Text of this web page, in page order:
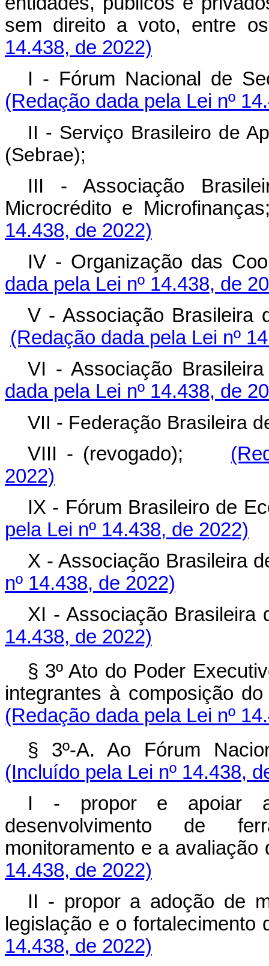
sem direito a voto, entre
14.438, de 2022)
I - Fórum Nacional de
(Redação dada pela Lei nº
II - Serviço Brasileiro de
(Sebrae);
III - Associação
Microcrédito e
14.438, de 2022)
IV - Organização das
dada pela Lei nº 14.438, de
V - Associação
(Redação dada pela Lei nº
VI - Associação
dada pela Lei nº 14.438, de
VII - Federação Brasileira
VIII - (revogado);
2022)
IX - Fórum Brasileiro de
pela Lei nº 14.438, de 2022)
X - Associação
nº 14.438, de 2022)
XI - Associação
14.438, de 2022)
§ 3º Ato do Poder
integrantes à composição
(Redação dada pela Lei nº
§ 3º-A. Ao Fórum
(Incluído pela Lei nº 14.438,
I - propor e apoiar
desenvolvimento de
monitoramento e a
14.438, de 2022)
II - propor a adoção de
legislação e o
14.438, de 2022)